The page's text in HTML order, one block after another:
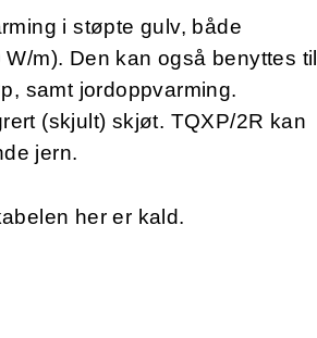
i støpte gulv, både
m). Den kan også benyttes til
samt jordoppvarming.
(skjult) skjøt. TQXP/2R kan
jern.
her er kald.